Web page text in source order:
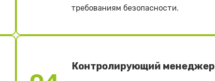
требованиям безопасности.
Контролирующий менеджер